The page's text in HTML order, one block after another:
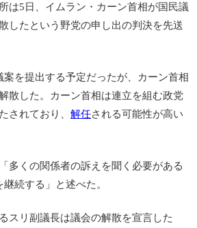
は5日、イムラン・カーン首相が国民議
したという野党の申し出の判決を先送
を提出する予定だったが、カーン首相
散した。カーン首相は連立を組む政党
されており、 解任される可能性が高い
多くの関係者の訴えを聞く必要がある
続する」と述べた。
スリ副議長は議会の解散を宣言した